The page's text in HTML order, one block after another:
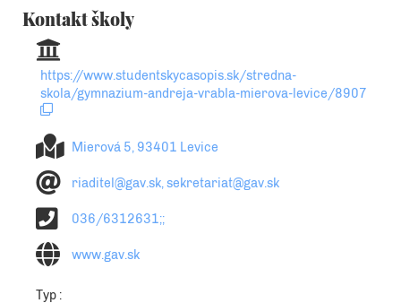
Kontakt školy
https://www.studentskycasopis.sk/stredna-
skola/gymnazium-andreja-vrabla-mierova-levice/8907
Mierová 5, 93401 Levice
riaditel@gav.sk, sekretariat@gav.sk
036/6312631;;
www.gav.sk
Typ :